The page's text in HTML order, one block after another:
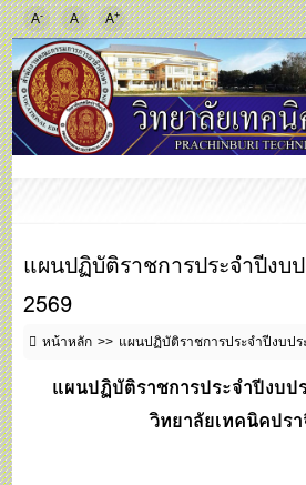
A- A A+
แผนปฏิบัติราชการประจำปีงบ
2569
หน้าหลัก แผนปฏิบัติราชการประจำปีงบป
แผนปฏิบัติราชการประจำปีงบ
วิทยาลัยเทคนิคปร